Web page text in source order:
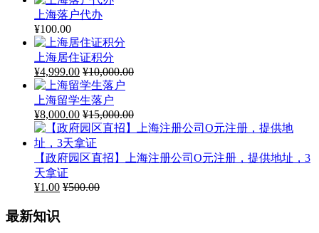
上海落户代办
¥100.00
上海居住证积分
¥4,999.00 ¥10,000.00
上海留学生落户
¥8,000.00 ¥15,000.00
【政府园区直招】上海注册公司O元注册，提供地址，3
天拿证
¥1.00 ¥500.00
最新知识